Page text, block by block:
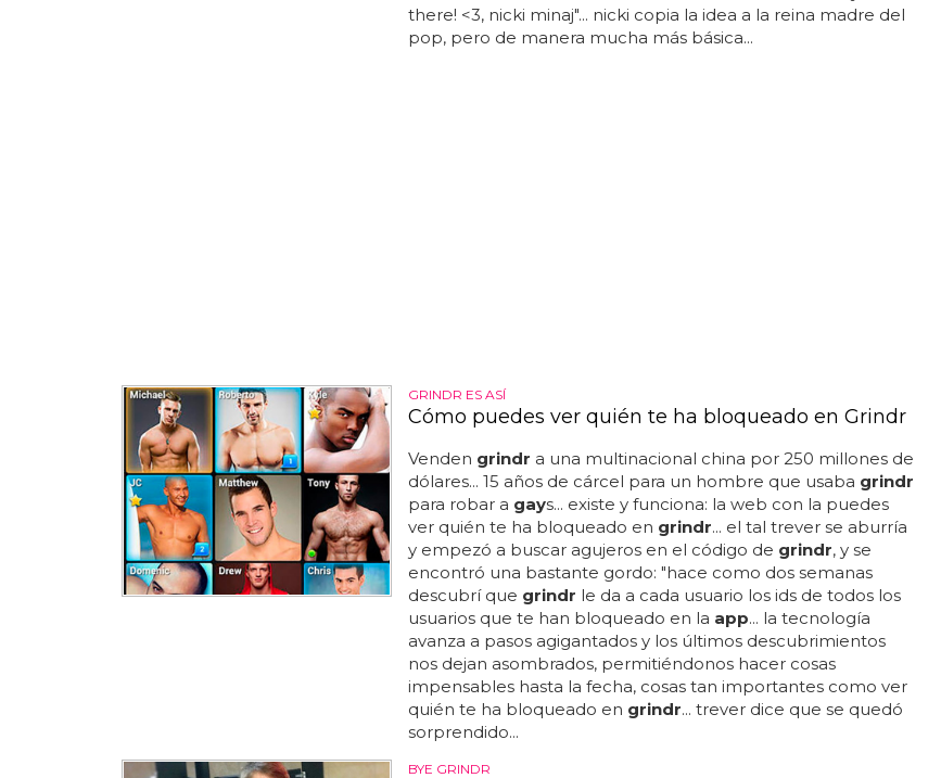
there! <3, nicki minaj"... nicki copia la idea a la reina madre del
pop, pero de manera mucha más básica...
GRINDR ES ASÍ
Cómo puedes ver quién te ha bloqueado en Grindr
Venden grindr a una multinacional china por 250 millones de
dólares... 15 años de cárcel para un hombre que usaba grindr
para robar a gays... existe y funciona: la web con la puedes
ver quién te ha bloqueado en grindr... el tal trever se aburría
y empezó a buscar agujeros en el código de grindr, y se
encontró una bastante gordo: "hace como dos semanas
descubrí que grindr le da a cada usuario los ids de todos los
usuarios que te han bloqueado en la app... la tecnología
avanza a pasos agigantados y los últimos descubrimientos
nos dejan asombrados, permitiéndonos hacer cosas
impensables hasta la fecha, cosas tan importantes como ver
quién te ha bloqueado en grindr... trever dice que se quedó
sorprendido...
BYE GRINDR